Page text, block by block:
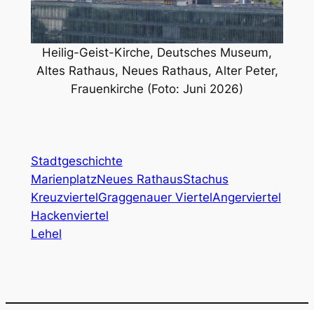
Heilig-Geist-Kirche, Deutsches Museum,
Altes Rathaus, Neues Rathaus, Alter Peter,
Frauenkirche (Foto: Juni 2026)
Stadtgeschichte
MarienplatzNeues RathausStachus
KreuzviertelGraggenauer ViertelAngerviertel
Hackenviertel
Lehel